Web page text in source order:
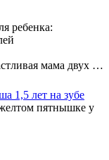
ребенка:
мама двух …
1,5 лет на зубе
пятнышке у